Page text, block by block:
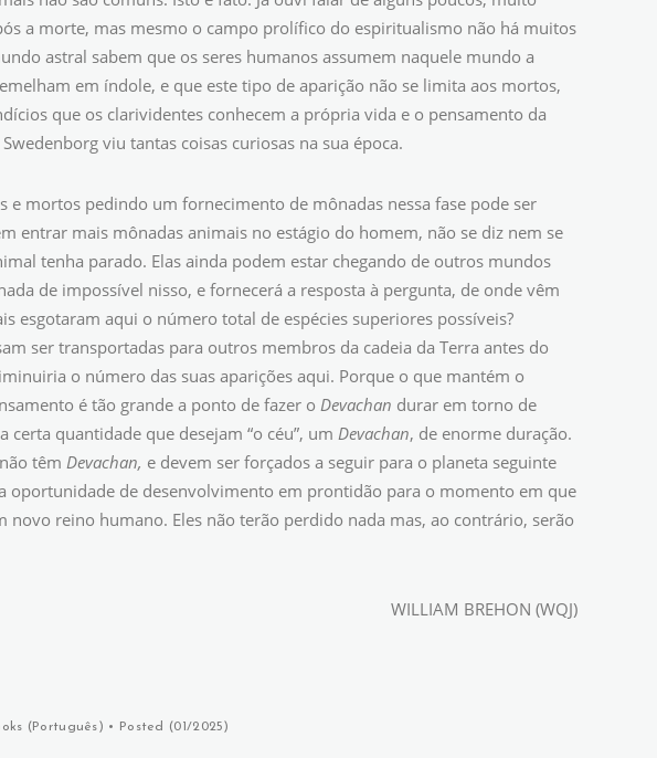
a morte, mas mesmo o campo prolífico do espiritualismo não há muitos
astral sabem que os seres humanos assumem naquele mundo a
em índole, e que este tipo de aparição não se limita aos mortos,
que os clarividentes conhecem a própria vida e o pensamento da
viu tantas coisas curiosas na sua época.
mortos pedindo um fornecimento de mônadas nessa fase pode ser
entrar mais mônadas animais no estágio do homem, não se diz nem se
tenha parado. Elas ainda podem estar chegando de outros mundos
de impossível nisso, e fornecerá a resposta à pergunta, de onde vêm
esgotaram aqui o número total de espécies superiores possíveis?
ser transportadas para outros membros da cadeia da Terra antes do
o número das suas aparições aqui. Porque o que mantém o
é tão grande a ponto de fazer o Devachan durar em torno de
certa quantidade que desejam “o céu”, um Devachan, de enorme duração.
têm Devachan, e devem ser forçados a seguir para o planeta seguinte
oportunidade de desenvolvimento em prontidão para o momento em que
novo reino humano. Eles não terão perdido nada mas, ao contrário, serão
WILLIAM BREHON (WQJ)
( Português) • Posted (01/2025)